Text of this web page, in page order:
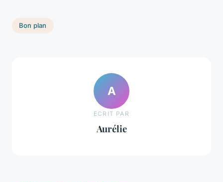
Bon plan
A
ECRIT PAR
Aurélie